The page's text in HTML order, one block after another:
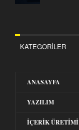
KATEGORILER
ANASAYFA
YAZILIM
İÇERIK ÜRETIMI